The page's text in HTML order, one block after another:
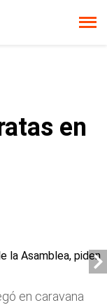
en
en caravana